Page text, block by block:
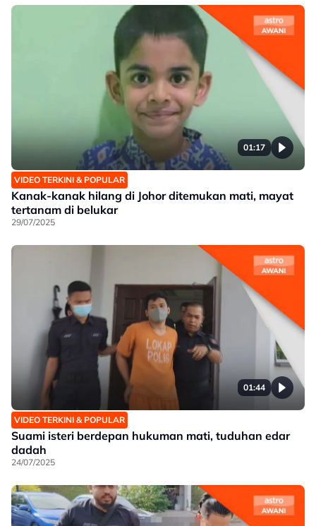
01:17
VIDEO TERKINI & POPULAR
Kanak-kanak hilang di Johor ditemukan mati, mayat
tertanam di belukar
29/07/2025
01:44
VIDEO TERKINI & POPULAR
Suami isteri berdepan hukuman mati, tuduhan edar
dadah
24/07/2025